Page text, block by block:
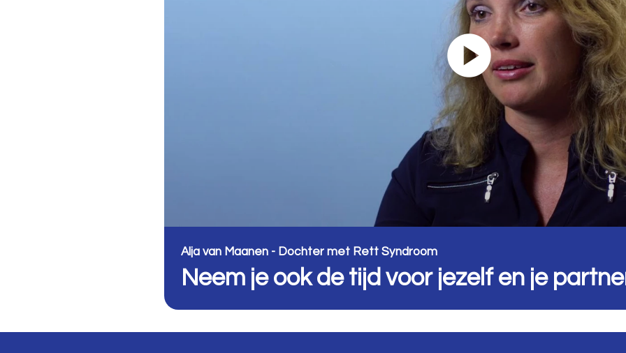
Alja van Maanen - Dochter met Rett Syndroom
Neem je ook de tijd voor jezelf en je